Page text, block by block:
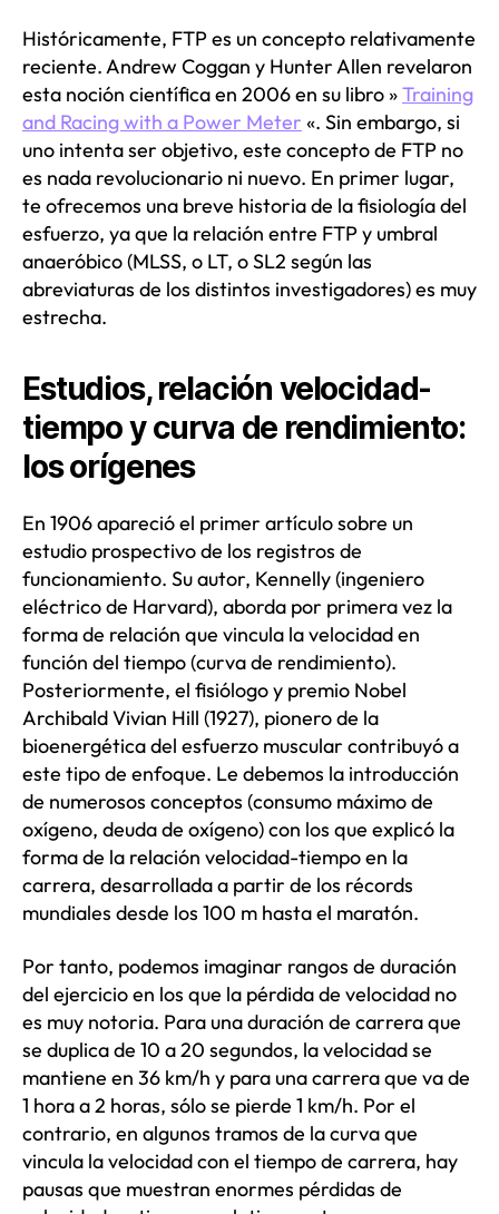
Históricamente, FTP es un concepto relativamente
reciente. Andrew Coggan y Hunter Allen revelaron
esta noción científica en 2006 en su libro »Training
and Racing with a Power Meter «. Sin embargo, si
uno intenta ser objetivo, este concepto de FTP no
es nada revolucionario ni nuevo. En primer lugar,
te ofrecemos una breve historia de la fisiología del
esfuerzo, ya que la relación entre FTP y umbral
anaeróbico (MLSS, o LT, o SL2 según las
abreviaturas de los distintos investigadores) es muy
estrecha.
Estudios, relación velocidad-
tiempo y curva de rendimiento:
los orígenes
En 1906 apareció el primer artículo sobre un
estudio prospectivo de los registros de
funcionamiento. Su autor, Kennelly (ingeniero
eléctrico de Harvard), aborda por primera vez la
forma de relación que vincula la velocidad en
función del tiempo (curva de rendimiento).
Posteriormente, el fisiólogo y premio Nobel
Archibald Vivian Hill (1927), pionero de la
bioenergética del esfuerzo muscular contribuyó a
este tipo de enfoque. Le debemos la introducción
de numerosos conceptos (consumo máximo de
oxígeno, deuda de oxígeno) con los que explicó la
forma de la relación velocidad-tiempo en la
carrera, desarrollada a partir de los récords
mundiales desde los 100 m hasta el maratón.
Por tanto, podemos imaginar rangos de duración
del ejercicio en los que la pérdida de velocidad no
es muy notoria. Para una duración de carrera que
se duplica de 10 a 20 segundos, la velocidad se
mantiene en 36 km/h y para una carrera que va de
1 hora a 2 horas, sólo se pierde 1 km/h. Por el
contrario, en algunos tramos de la curva que
vincula la velocidad con el tiempo de carrera, hay
pausas que muestran enormes pérdidas de